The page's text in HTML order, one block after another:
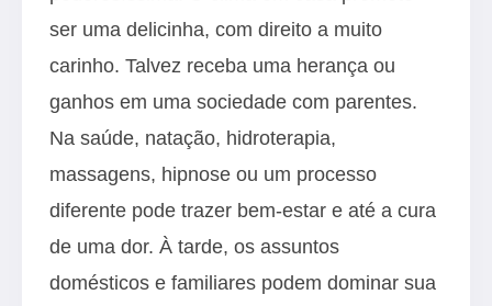
ser uma delicinha, com direito a muito
carinho. Talvez receba uma herança ou
ganhos em uma sociedade com parentes.
Na saúde, natação, hidroterapia,
massagens, hipnose ou um processo
diferente pode trazer bem-estar e até a cura
de uma dor. À tarde, os assuntos
domésticos e familiares podem dominar sua